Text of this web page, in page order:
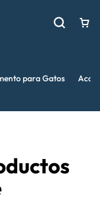
para Gatos